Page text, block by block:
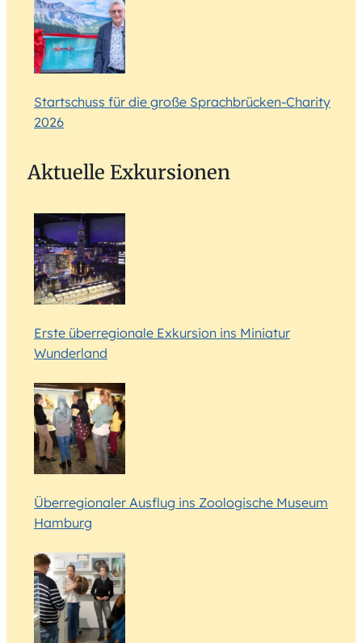
Startschuss für die große Sprachbrücken-Charity
2026
Aktuelle Exkursionen
Erste überregionale Exkursion ins Miniatur
Wunderland
Überregionaler Ausflug ins Zoologische Museum
Hamburg